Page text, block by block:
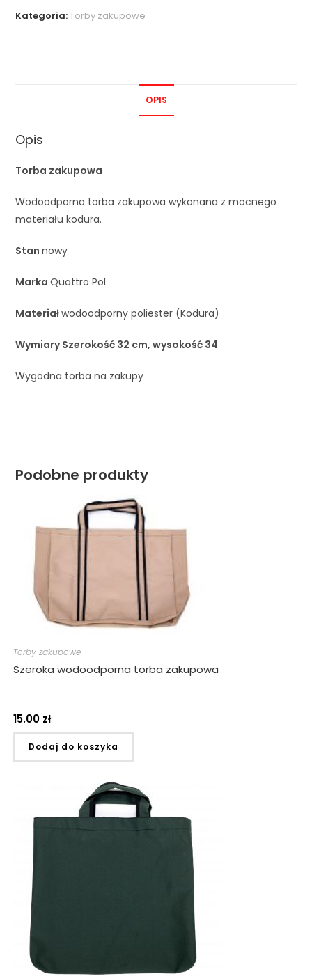
Kategoria:Torby zakupowe
OPIS
Opis
Torba zakupowa
Wodoodporna torba zakupowa wykonana z mocnego
materiału kodura.
Stannowy
MarkaQuattro Pol
Materiałwodoodporny poliester (Kodura)
Wymiary Szerokość 32 cm, wysokość 34
Wygodna torba na zakupy
Podobne produkty
Torby zakupowe
Szeroka wodoodporna torba zakupowa
15.00 zł
Dodaj do koszyka